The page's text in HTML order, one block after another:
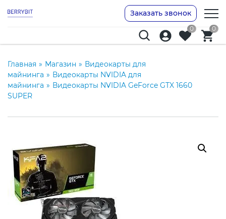
Заказать звонок
0 0
Главная » Магазин » Видеокарты для
майнинга » Видеокарты NVIDIA для
майнинга » Видеокарты NVIDIA GeForce GTX 1660
SUPER